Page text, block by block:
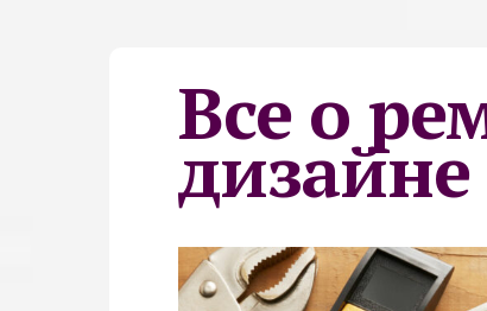
Все о
дизайне